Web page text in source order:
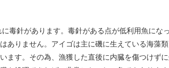
毒針があります。毒針がある点が低利用魚にな
ありません。アイゴは主に磯に生えている海藻
ます。その為、漁獲した直後に内臓を傷つけず